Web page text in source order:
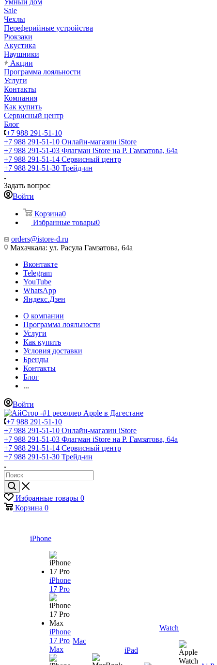
Умный дом
Sale
Чехлы
Переферийные устройства
Рюкзаки
Акустика
Наушники
Акции
Программа лояльности
Услуги
Контакты
Компания
Как купить
Сервисный центр
Блог
+7 988 291-51-10
+7 988 291-51-10 Онлайн-магазин iStore
+7 988 291-51-03 Флагман iStore на Р. Гамзатова, 64а
+7 988 291-51-14 Сервисный центр
+7 988 291-51-30 Трейд-ин
Задать вопрос
Войти
Корзина0
Избранные товары0
orders@istore-d.ru
Махачкала: ул. Расула Гамзатова, 64а
Вконтакте
Telegram
YouTube
WhatsApp
Яндекс.Дзен
О компании
Программа лояльности
Услуги
Как купить
Условия доставки
Бренды
Контакты
Блог
...
Войти
+7 988 291-51-10
+7 988 291-51-10 Онлайн-магазин iStore
+7 988 291-51-03 Флагман iStore на Р. Гамзатова, 64а
+7 988 291-51-14 Сервисный центр
+7 988 291-51-30 Трейд-ин
Избранные товары 0
Корзина 0
iPhone
iPhone
17 Pro
iPhone
17 Pro
Max
Mac
iPad
Watch